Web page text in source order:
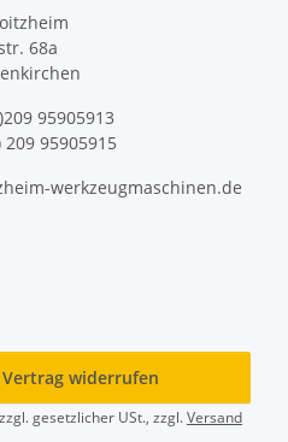
68a
95905913
209 95905915
werkzeugmaschinen.de
Vertrag widerrufen
gesetzlicher USt., zzgl.Versand